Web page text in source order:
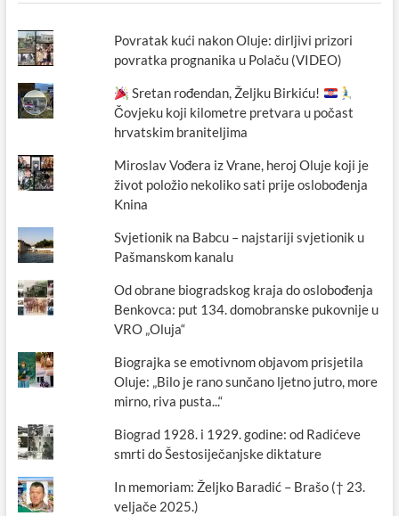
Povratak kući nakon Oluje: dirljivi prizori
povratka prognanika u Polaču (VIDEO)
Sretan rođendan, Željku Birkiću!
Čovjeku koji kilometre pretvara u počast
hrvatskim braniteljima
Miroslav Vođera iz Vrane, heroj Oluje koji je
život položio nekoliko sati prije oslobođenja
Knina
Svjetionik na Babcu – najstariji svjetionik u
Pašmanskom kanalu
Od obrane biogradskog kraja do oslobođenja
Benkovca: put 134. domobranske pukovnije u
VRO „Oluja“
Biograjka se emotivnom objavom prisjetila
Oluje: „Bilo je rano sunčano ljetno jutro, more
mirno, riva pusta...“
Biograd 1928. i 1929. godine: od Radićeve
smrti do Šestosiječanjske diktature
In memoriam: Željko Baradić – Brašo († 23.
veljače 2025.)